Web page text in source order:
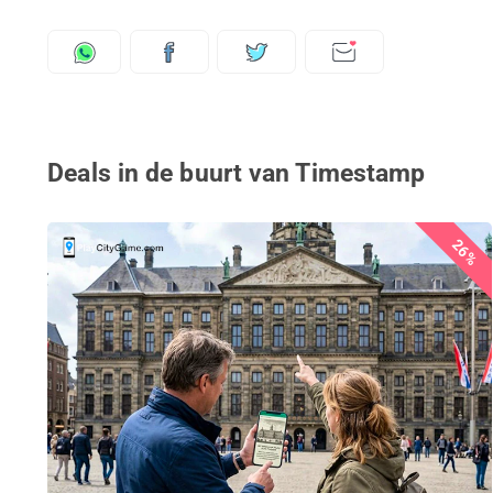
Deals in de buurt van Timestamp
26%